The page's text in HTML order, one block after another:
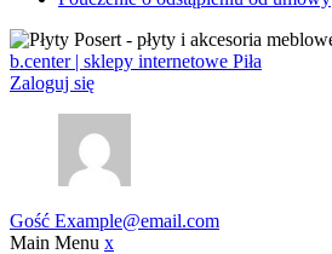
b.center | sklepy internetowe Piła
Zaloguj się
Gość Example@email.com
Main Menu x